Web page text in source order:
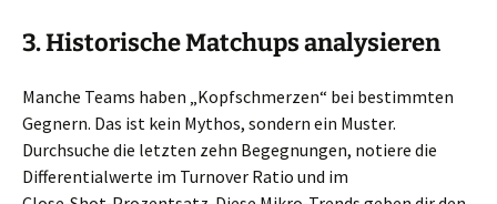
3. Historische Matchups analysieren
Manche Teams haben „Kopfschmerzen“ bei bestimmten
Gegnern. Das ist kein Mythos, sondern ein Muster.
Durchsuche die letzten zehn Begegnungen, notiere die
Differentialwerte im Turnover Ratio und im